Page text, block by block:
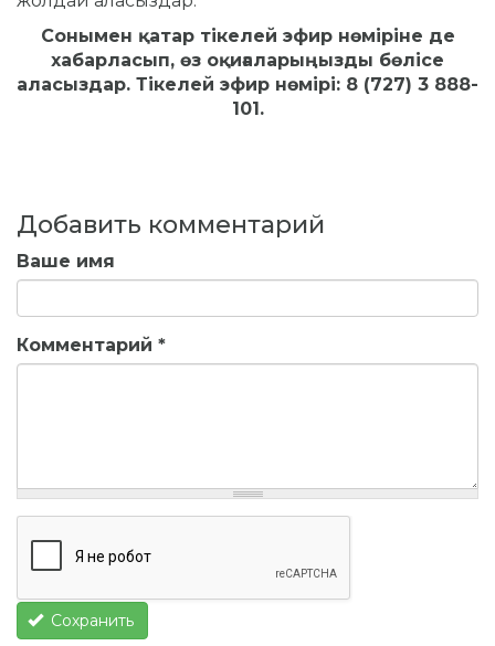
Сонымен қатар тікелей эфир нөміріне де
xабарласып, өз оқиғаларыңызды бөлісе
аласыздар. Тікелей эфир нөмірі: 8 (727) 3 888-
101.
Добавить комментарий
Ваше имя
Комментарий *
Сохранить